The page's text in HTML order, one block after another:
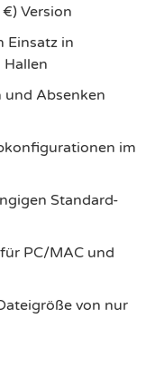
Version
Einsatz in
und Absenken
im
Standard-
PC/MAC und
von nur